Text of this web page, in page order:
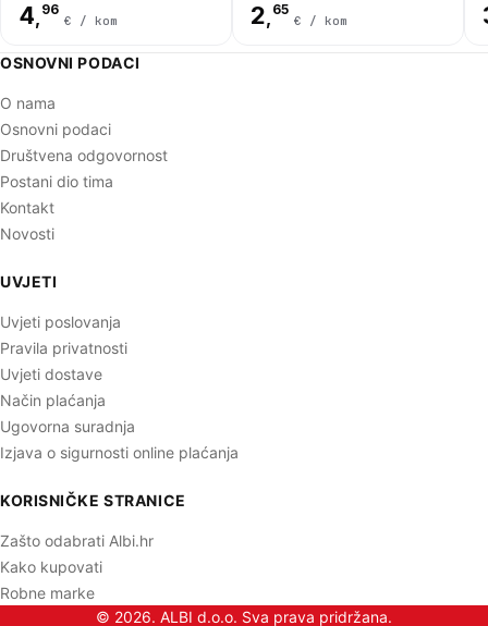
4, 96
€ / kom 2, 65
€ / kom
OSNOVNI PODACI
O nama
Osnovni podaci
Društvena odgovornost
Postani dio tima
Kontakt
Novosti
UVJETI
Uvjeti poslovanja
Pravila privatnosti
Uvjeti dostave
Način plaćanja
Ugovorna suradnja
Izjava o sigurnosti online plaćanja
KORISNIČKE STRANICE
Zašto odabrati Albi.hr
Kako kupovati
Robne marke
© 2026. ALBI d.o.o. Sva prava pridržana.